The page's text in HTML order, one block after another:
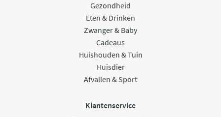
Gezondheid
Eten & Drinken
Zwanger & Baby
Cadeaus
Huishouden & Tuin
Huisdier
Afvallen & Sport
Klantenservice